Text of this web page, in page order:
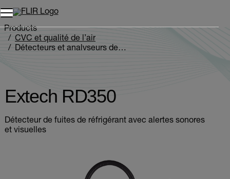
Unread messages
Modèle
Supprimer
articles
Ajouter au panier
Ajouté au panier
Products
CVC et qualité de l’air
Détecteurs et analyseurs de gaz
Extech RD350
Détecteur de fuites de réfrigérant avec alertes sonores
et visuelles